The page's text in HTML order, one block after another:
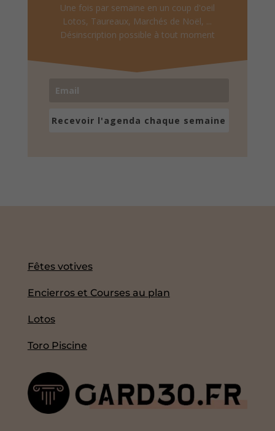
Une fois par semaine en un coup d'oeil
Lotos, Taureaux, Marchés de Noël, ...
Désinscription possible à tout moment
Recevoir l'agenda chaque semaine
Fêtes votives
Encierros et Courses au plan
Lotos
Toro Piscine